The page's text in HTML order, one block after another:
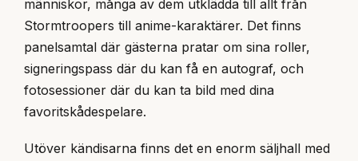
människor, många av dem utklädda till allt från
Stormtroopers till anime-karaktärer. Det finns
panelsamtal där gästerna pratar om sina roller,
signeringspass där du kan få en autograf, och
fotosessioner där du kan ta bild med dina
favoritskådespelare.
Utöver kändisarna finns det en enorm säljhall med